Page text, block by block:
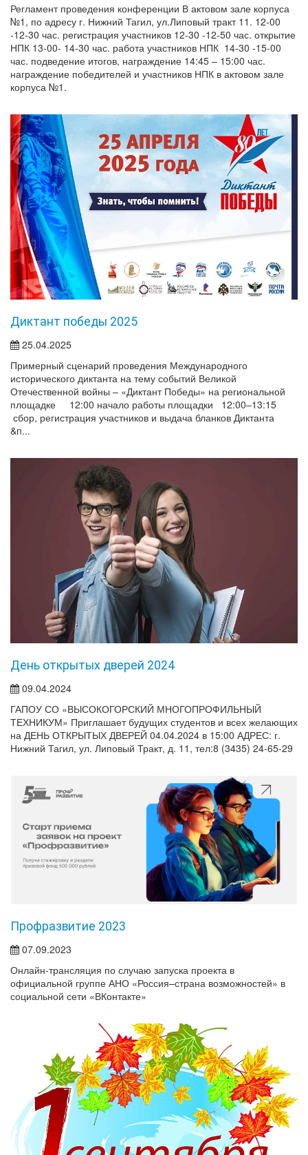
Регламент проведения конференции В актовом зале корпуса
№1, по адресу г. Нижний Тагил, ул.Липовый тракт 11. 12-00
-12-30 час. регистрация участников 12-30 -12-50 час. открытие
НПК 13-00- 14-30 час. работа участников НПК 14-30 -15-00
час. подведение итогов, награждение 14:45 – 15:00 час.
награждение победителей и участников НПК в актовом зале
корпуса №1.
Диктант победы 2025
25.04.2025
Примерный сценарий проведения Международного
исторического диктанта на тему событий Великой
Отечественной войны – «Диктант Победы» на региональной
площадке 12:00 начало работы площадки 12:00–13:15
сбор, регистрация участников и выдача бланков Диктанта
&n...
День открытых дверей 2024
09.04.2024
ГАПОУ СО «ВЫСОКОГОРСКИЙ МНОГОПРОФИЛЬНЫЙ
ТЕХНИКУМ» Приглашает будущих студентов и всех желающих
на ДЕНЬ ОТКРЫТЫХ ДВЕРЕЙ 04.04.2024 в 15:00 АДРЕС: г.
Нижний Тагил, ул. Липовый Тракт, д. 11, тел:8 (3435) 24-65-29
Профразвитие 2023
07.09.2023
Онлайн-трансляция по случаю запуска проекта в
официальной группе АНО «Россия–страна возможностей» в
социальной сети «ВКонтакте»